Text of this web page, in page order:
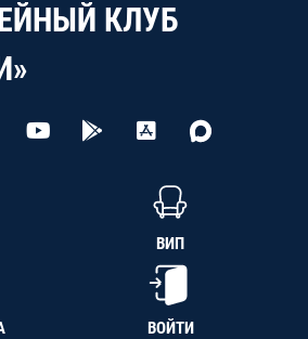
КЛУБ
ВИП
ВОЙТИ